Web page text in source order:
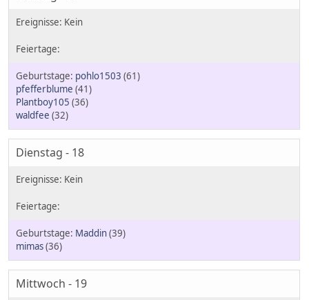
pohlo1503 (61)
pfefferblume (41)
Plantboy105 (36)
waldfee (32)
Dienstag - 18
Maddin(39)
mimas(36)
Mittwoch - 19